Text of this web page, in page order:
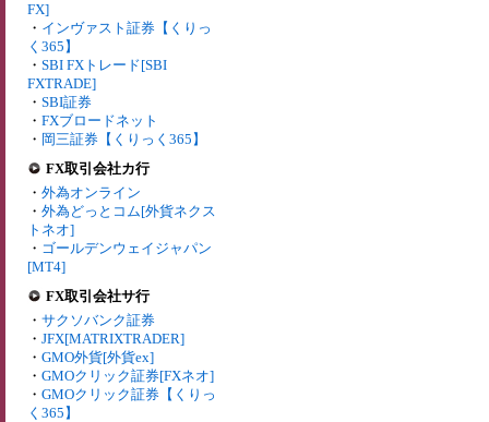
FX]
・ インヴァスト証券【くりっ
く365】
・ SBI FXトレード[SBI
FXTRADE]
・ SBI証券
・ FXブロードネット
・ 岡三証券【くりっく365】
FX取引会社カ行
・ 外為オンライン
・ 外為どっとコム[外貨ネクス
トネオ]
・ ゴールデンウェイジャパン
[MT4]
FX取引会社サ行
・ サクソバンク証券
・ JFX[MATRIXTRADER]
・ GMO外貨[外貨ex]
・ GMOクリック証券[FXネオ]
・ GMOクリック証券【くりっ
く365】